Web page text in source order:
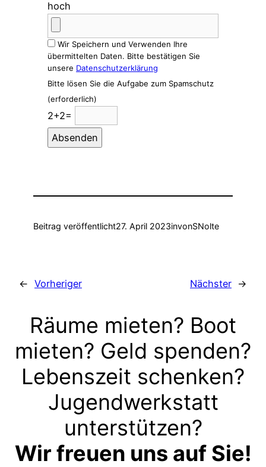
hoch
Wir Speichern und Verwenden Ihre
übermittelten Daten. Bitte bestätigen Sie
unsere Datenschutzerklärung
Bitte lösen Sie die Aufgabe zum Spamschutz
(erforderlich)
2+2=
Beitrag veröffentlicht27. April 2023invonSNolte
← Vorheriger Nächster →
Räume mieten? Boot
mieten? Geld spenden?
Lebenszeit schenken?
Jugendwerkstatt
unterstützen?
Wir freuen uns auf Sie!